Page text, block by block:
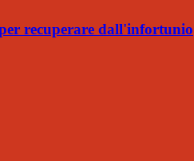
recuperare dall'infortunio